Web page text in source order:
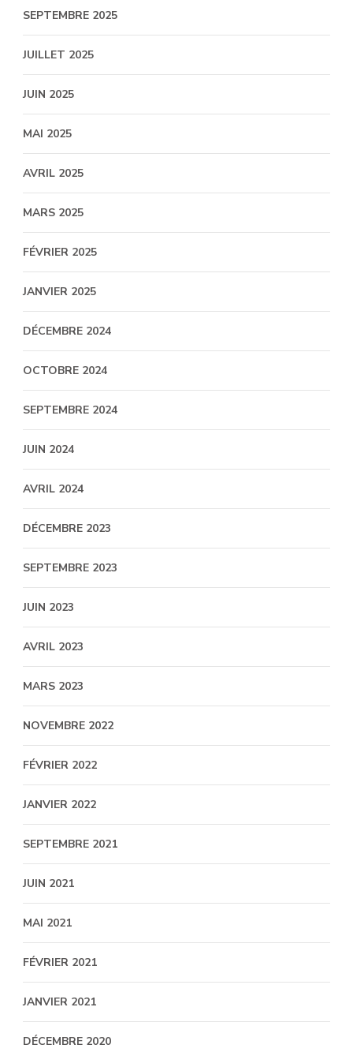
SEPTEMBRE 2025
JUILLET 2025
JUIN 2025
MAI 2025
AVRIL 2025
MARS 2025
FÉVRIER 2025
JANVIER 2025
DÉCEMBRE 2024
OCTOBRE 2024
SEPTEMBRE 2024
JUIN 2024
AVRIL 2024
DÉCEMBRE 2023
SEPTEMBRE 2023
JUIN 2023
AVRIL 2023
MARS 2023
NOVEMBRE 2022
FÉVRIER 2022
JANVIER 2022
SEPTEMBRE 2021
JUIN 2021
MAI 2021
FÉVRIER 2021
JANVIER 2021
DÉCEMBRE 2020